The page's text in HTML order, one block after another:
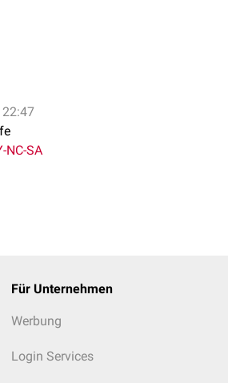
22:47
NC-SA
Für Unternehmen
Werbung
Login Services